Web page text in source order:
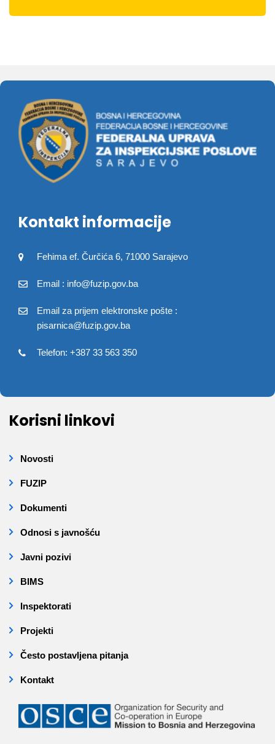
Kontakt informacije
Fehima ef. Čurčića 6, 71000 Sarajevo
Email : info@fuzip.gov.ba
Email za prijem elektronske pošte :
pisarnica@fuzip.gov.ba
Telefon: +387 33 563 350
Korisni linkovi
Novosti
FUZIP
Dokumenti
Odnosi s javnošću
Javni pozivi
BIMS
Inspektorati
Projekti
Često postavljena pitanja
Kontakt